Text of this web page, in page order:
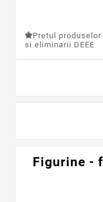
Pretul
si eliminarii DEEE
Figurine -